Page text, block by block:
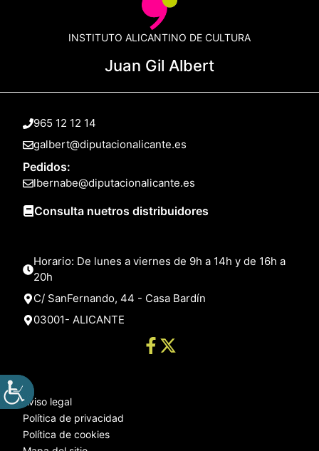
INSTITUTO ALICANTINO DE CULTURA
Juan Gil Albert
965 12 12 14
galbert@diputacionalicante.es
Pedidos:
lbernabe@diputacionalicante.es
Consulta nuetros distribuidores
Horario: De lunes a viernes de 9h a 14h y de 16h a
20h
C/ SanFernando, 44 - Casa Bardín
03001- ALICANTE
Aviso legal
Política de privacidad
Política de cookies